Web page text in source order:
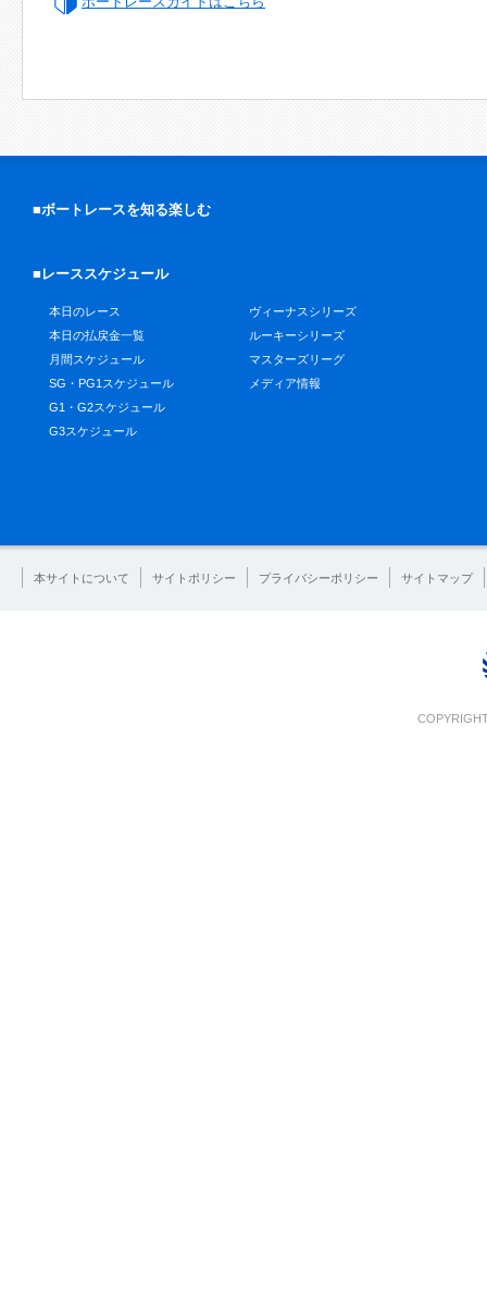
■ボートレースを知る楽しむ
■レーススケジュール
本日のレース
本日の払戻金一覧
月間スケジュール
SG・PG1スケジュール
G1・G2スケジュール
G3スケジュール
ヴィーナスシリーズ
ルーキーシリーズ
マスターズリーグ
メディア情報
本サイトについて サイトポリシー プライバシーポリシー サイトマップ